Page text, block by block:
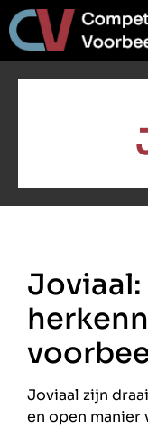
Joviaal zijn
en open manier